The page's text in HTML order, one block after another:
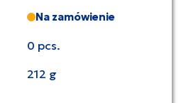
Na zamówienie
0 pcs.
212 g